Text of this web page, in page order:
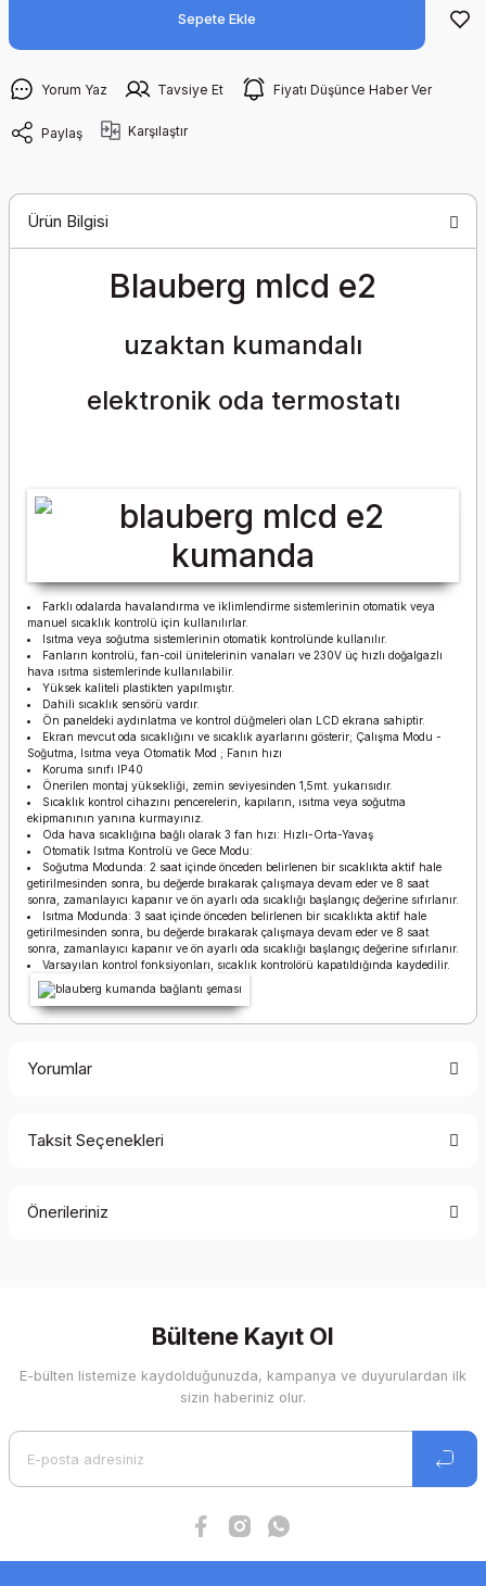
Sepete Ekle
Yorum Yaz Tavsiye Et Fiyatı Düşünce Haber Ver
Paylaş Karşılaştır
Ürün Bilgisi
Blauberg mlcd e2
uzaktan kumandalı
elektronik oda termostatı
Farklı odalarda havalandırma ve iklimlendirme sistemlerinin otomatik veya
manuel sıcaklık kontrolü için kullanılırlar.
Isıtma veya soğutma sistemlerinin otomatik kontrolünde kullanılır.
Fanların kontrolü, fan-coil ünitelerinin vanaları ve 230V üç hızlı doğalgazlı
hava ısıtma sistemlerinde kullanılabilir.
Yüksek kaliteli plastikten yapılmıştır.
Dahili sıcaklık sensörü vardır.
Ön paneldeki aydınlatma ve kontrol düğmeleri olan LCD ekrana sahiptir.
Ekran mevcut oda sıcaklığını ve sıcaklık ayarlarını gösterir; Çalışma Modu -
Soğutma, Isıtma veya Otomatik Mod ; Fanın hızı
Koruma sınıfı IP40
Önerilen montaj yüksekliği, zemin seviyesinden 1,5mt. yukarısıdır.
Sıcaklık kontrol cihazını pencerelerin, kapıların, ısıtma veya soğutma
ekipmanının yanına kurmayınız.
Oda hava sıcaklığına bağlı olarak 3 fan hızı: Hızlı-Orta-Yavaş
Otomatik Isıtma Kontrolü ve Gece Modu:
Soğutma Modunda: 2 saat içinde önceden belirlenen bir sıcaklıkta aktif hale
getirilmesinden sonra, bu değerde bırakarak çalışmaya devam eder ve 8 saat
sonra, zamanlayıcı kapanır ve ön ayarlı oda sıcaklığı başlangıç değerine sıfırlanır.
Isıtma Modunda: 3 saat içinde önceden belirlenen bir sıcaklıkta aktif hale
getirilmesinden sonra, bu değerde bırakarak çalışmaya devam eder ve 8 saat
sonra, zamanlayıcı kapanır ve ön ayarlı oda sıcaklığı başlangıç değerine sıfırlanır.
Varsayılan kontrol fonksiyonları, sıcaklık kontrolörü kapatıldığında kaydedilir.
Yorumlar
Taksit Seçenekleri
Önerileriniz
Görüş ve önerileriniz için teşekkür ederiz.
Ürün resmi kalitesiz, bozuk veya görüntülenemiyor.
Bültene Kayıt Ol
E-bülten listemize kaydolduğunuzda, kampanya ve duyurulardan ilk
sizin haberiniz olur.